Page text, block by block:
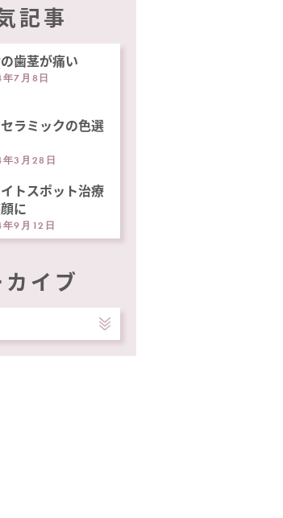
記事
歯茎が痛い
7月8日
ラミックの色選
3月28日
トスポット治療
に
9月12日
カイブ